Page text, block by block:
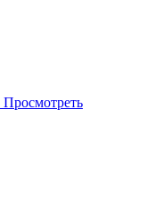
Просмотреть